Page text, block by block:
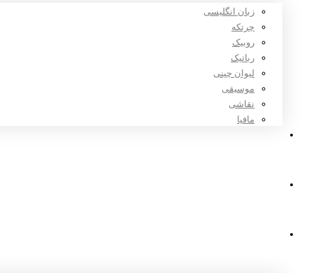
زبان انگلیسی
چرتکه
روبیک
رباتیک
لیوان چینی
موسیقی
نقاشی
مافیا